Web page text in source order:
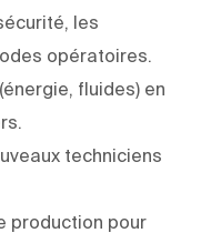
les
opératoires.
fluides) en
techniciens
production pour